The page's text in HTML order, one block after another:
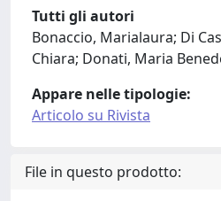
Tutti gli autori
Bonaccio, Marialaura; Di
Chiara; Donati, Maria
Appare nelle tipologie:
Articolo su Rivista
File in questo prodotto: